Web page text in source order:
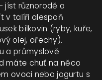
jíst různorodě a
v talíři alespoň
bílkovin (ryby, kuře,
olej, ořechy).
a průmyslově
máte chuť na něco
ovoci nebo jogurtu s